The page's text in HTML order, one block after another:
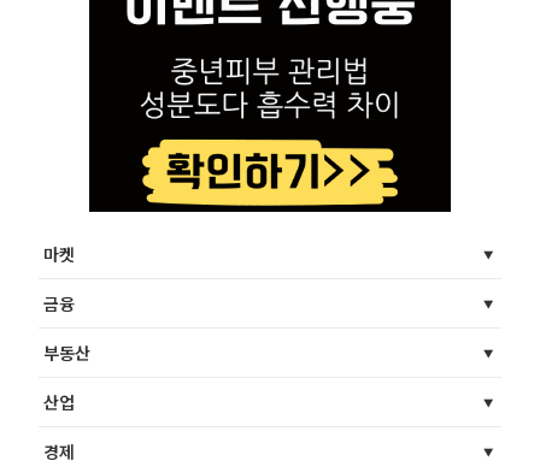
마켓
금융
부동산
산업
경제